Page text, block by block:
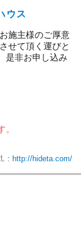
ウス
施主様のご厚意
せて頂く運びと
是非お申し込み
： http://hideta.com/